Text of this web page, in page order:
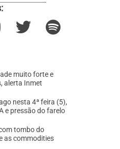
muito forte e
alerta Inmet
nesta 4ª feira (5),
e pressão do farelo
tombo do
as commodities